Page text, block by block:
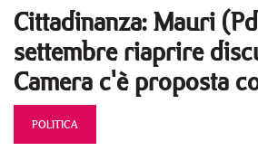
Cittadinanza: Mauri
settembre riaprire
Camera c'è proposta
POLITICA